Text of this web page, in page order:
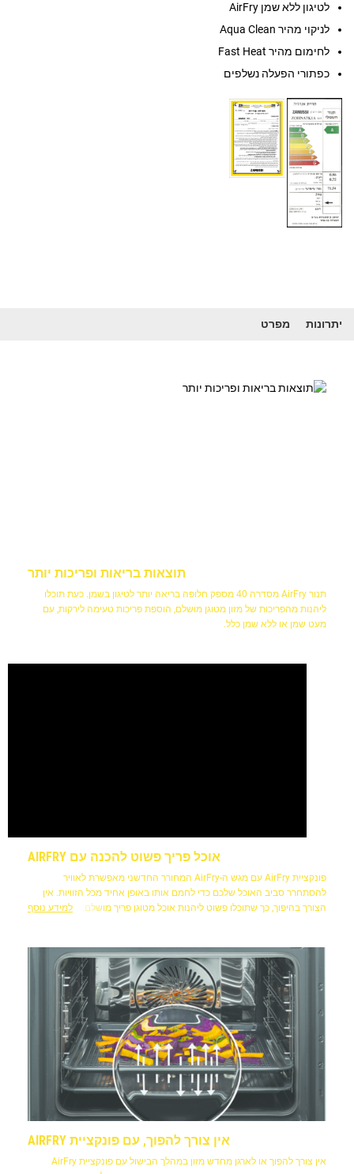
לטיגון ללא שמן AirFry
לניקוי מהיר Aqua Clean
לחימום מהיר Fast Heat
כפתורי הפעלה נשלפים
יתרונות מפרט
תוצאות בריאות ופריכות יותר
תנור AirFry מסדרה 40 מספק חלופה בריאה יותר לטיגון בשמן. כעת תוכלו
ליהנות מהפריכות של מזון מטוגן מושלם, הוספת פריכות טעימה לירקות, עם
מעט שמן או ללא שמן כלל.
אוכל פריך פשוט להכנה עם AIRFRY
פונקציית AirFry עם מגש ה-AirFry המחורר החדשני מאפשרת לאוויר
להסתחרר סביב האוכל שלכם כדי לחמם אותו באופן אחיד מכל הזוויות. אין
הצורך בהיפוך, כך שתוכלו פשוט ליהנות אוכל מטוגן פריך מושלם.
למידע נוסף
אין צורך להפוך, עם פונקציית AIRFRY
אין צורך להפוך או לארגן מחדש מזון במהלך הבישול עם פונקציית AirFry